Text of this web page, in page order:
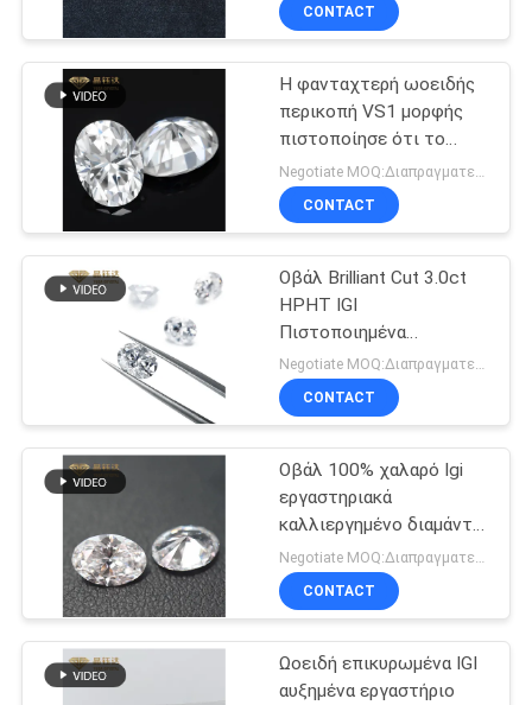
ΈΛΕΓΧΟΣ
ΜΑΣ
ΕΛΆΤΕ
ΕΠΑΦΉ
ΜΕ
ΕΙΔΉΣΕΙΣ
ΠΕΡΙΠΤΏΣΕΙΣ
SITEMAP
PRIVACY
POLICY
Αυξημένα
εργαστήριο
διαμάντια HPHT
91
CVD αυξημένα
εργαστήριο
διαμάντια
44
Επικυρωμένα
68
CONTACT
Η φανταχτερή ωοειδής
περικοπή VS1 μορφής
πιστοποίησε ότι το
χαλαρό εργαστήριο
διαμαντιών δημιούργησε
το γυαλισμένο διαμάντι
CONTACT
Οβάλ Brilliant Cut 3.0ct
HPHT IGI
Πιστοποιημένα
Εργαστηριακά Διαμάντια
Για Δαμασκό Δαχτυλίδι
Negotiate MOQ:Διαπραγματευτείτε
CONTACT
Οβάλ 100% χαλαρό Igi
εργαστηριακά
καλλιεργημένο διαμάντι
Πραγματικό
πιστοποιητικό HPHT
Δημιουργημένο
Negotiate MOQ:Διαπραγματευτείτε
CONTACT
Ωοειδή επικυρωμένα IGI
αυξημένα εργαστήριο